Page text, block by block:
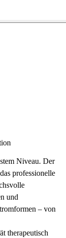
Niveau. Der
professionelle
und
– von
therapeutisch